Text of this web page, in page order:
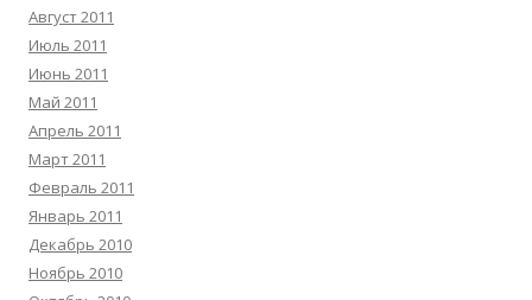
Август 2011
Июль 2011
Июнь 2011
Май 2011
Апрель 2011
Март 2011
Февраль 2011
Январь 2011
Декабрь 2010
Ноябрь 2010